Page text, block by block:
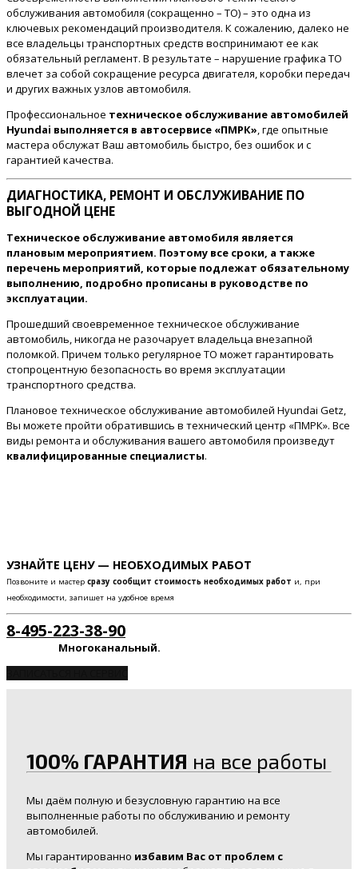
обслуживания автомобиля (сокращенно – ТО) – это одна из
ключевых рекомендаций производителя. К сожалению, далеко не
все владельцы транспортных средств воспринимают ее как
обязательный регламент. В результате – нарушение графика ТО
влечет за собой сокращение ресурса двигателя, коробки передач
и других важных узлов автомобиля.
Профессиональное техническое обслуживание автомобилей
Hyundai выполняется в автосервисе «ПМРК», где опытные
мастера обслужат Ваш автомобиль быстро, без ошибок и с
гарантией качества.
ДИАГНОСТИКА, РЕМОНТ И ОБСЛУЖИВАНИЕ ПО
ВЫГОДНОЙ ЦЕНЕ
Техническое обслуживание автомобиля является
плановым мероприятием. Поэтому все сроки, а также
перечень мероприятий, которые подлежат обязательному
выполнению, подробно прописаны в руководстве по
эксплуатации.
Прошедший своевременное техническое обслуживание
автомобиль, никогда не разочарует владельца внезапной
поломкой. Причем только регулярное ТО может гарантировать
стопроцентную безопасность во время эксплуатации
транспортного средства.
Плановое техническое обслуживание автомобилей Hyundai Getz,
Вы можете пройти обратившись в технический центр «ПМРК». Все
виды ремонта и обслуживания вашего автомобиля произведут
квалифицированные специалисты.
УЗНАЙТЕ ЦЕНУ — НЕОБХОДИМЫХ РАБОТ
Позвоните и мастер сразу сообщит стоимость необходимых работ и, при
необходимости, запишет на удобное время
8-495-223-38-90
Многоканальный.
100% ГАРАНТИЯ на все работы
Мы даём полную и безусловную гарантию на все
выполненные работы по обслуживанию и ремонту
автомобилей.
Мы гарантированно избавим Вас от проблем с